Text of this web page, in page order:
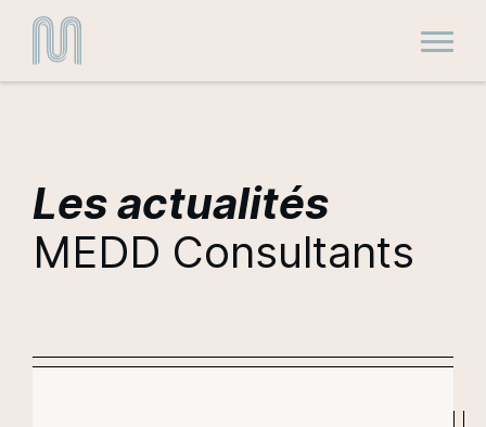
Les actualités
MEDD Consultants